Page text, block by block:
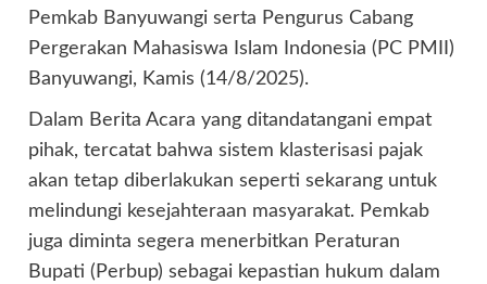
Pemkab Banyuwangi serta Pengurus Cabang
Pergerakan Mahasiswa Islam Indonesia (PC PMII)
Banyuwangi, Kamis (14/8/2025).
Dalam Berita Acara yang ditandatangani empat
pihak, tercatat bahwa sistem klasterisasi pajak
akan tetap diberlakukan seperti sekarang untuk
melindungi kesejahteraan masyarakat. Pemkab
juga diminta segera menerbitkan Peraturan
Bupati (Perbup) sebagai kepastian hukum dalam